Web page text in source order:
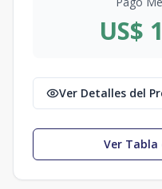
US$
Ver Detalles del
Ver